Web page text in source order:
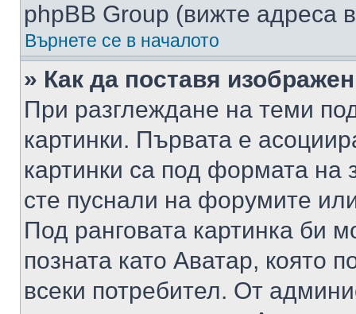
phpBB Group (вижте адреса
Върнете се в началото
» Как да поставя
При разглеждане на теми
картинки. Първата е
картинки са под формата на
сте пуснали на форумите
Под ранговата картинка би
позната като Аватар, която
всеки потребител. От